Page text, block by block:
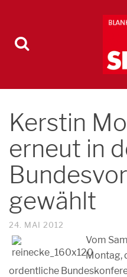
Kerstin
erneut in
gewählt
24. MAI 2012
Vom
Montag,
ordentliche